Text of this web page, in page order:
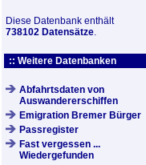
Diese Datenbank enthält
738102 Datensätze.
:: Weitere Datenbanken
Abfahrtsdaten von
Auswandererschiffen
Emigration Bremer Bürger
Passregister
Fast vergessen ...
Wiedergefunden